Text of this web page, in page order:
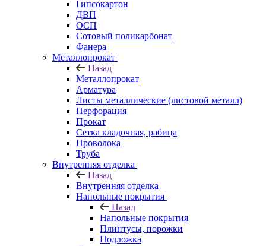
Гипсокартон
ДВП
ОСП
Сотовый поликарбонат
Фанера
Металлопрокат
Назад
Металлопрокат
Арматура
Листы металлические (листовой металл)
Перфорация
Прокат
Сетка кладочная, рабица
Проволока
Труба
Внутренняя отделка
Назад
Внутренняя отделка
Напольные покрытия
Назад
Напольные покрытия
Плинтусы, порожки
Подложка